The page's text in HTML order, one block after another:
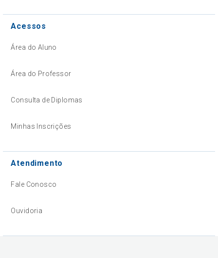
Acessos
Área do Aluno
Área do Professor
Consulta de Diplomas
Minhas Inscrições
Atendimento
Fale Conosco
Ouvidoria